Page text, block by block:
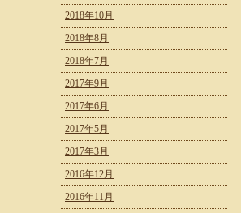
2018年10月
2018年8月
2018年7月
2017年9月
2017年6月
2017年5月
2017年3月
2016年12月
2016年11月